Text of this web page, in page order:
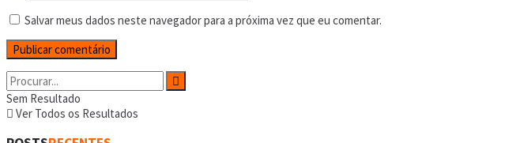
Salvar meus dados neste navegador para a próxima vez que eu comentar.
Sem Resultado
Ver Todos os Resultados